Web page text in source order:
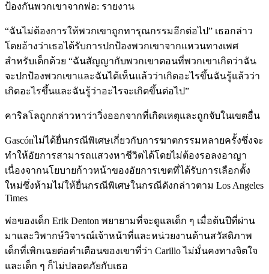
ป้องกันพวกเขาจากพ่อ: รายงาน
“ฉันไม่ต้องการให้พวกเขาถูกทารุณกรรมอีกต่อไป” เธอกล่าว
โดยอ้างว่าเธอได้รับการปกป้องพวกเขาจากแหวนทางเพศ
สำหรับเด็กด้วย “ฉันสัญญากับพวกเขาตอนที่พวกเขาเกิดว่าฉัน
จะปกป้องพวกเขาและฉันได้เห็นแล้วว่าเกิดอะไรขึ้นฉันรู้แล้วว่า
เกิดอะไรขึ้นและฉันรู้ว่าอะไรจะเกิดขึ้นต่อไป”
คาริลโลถูกกล่าวหาว่าวิ่งออกจากที่เกิดเหตุและถูกจับในเขตอื่น
Gascónไม่ได้ยื่นกรณีพิเศษเกี่ยวกับการฆาตกรรมหลายครั้งซึ่งจะ
ทำให้อัยการสามารถแสวงหาชีวิตได้โดยไม่ต้องรอลงอาญา
เนื่องจากนโยบายก้าวหน้าของอัยการเขตที่ได้รับการเลือกตั้ง
ใหม่ซึ่งห้ามไม่ให้ยื่นกรณีพิเศษในกรณีดังกล่าวตาม Los Angeles
Times
พ่อของเด็ก Erik Denton พยายามที่จะดูแลเด็ก ๆ เมื่อต้นปีที่ผ่าน
มาและวิพากษ์วิจารณ์เจ้าหน้าที่และหน่วยงานด้านสวัสดิภาพ
เด็กที่เพิกเฉยต่อคำเตือนของเขาที่ว่า Carillo ไม่มั่นคงทางจิตใจ
และเด็ก ๆ ก็ไม่ปลอดภัยกับเธอ